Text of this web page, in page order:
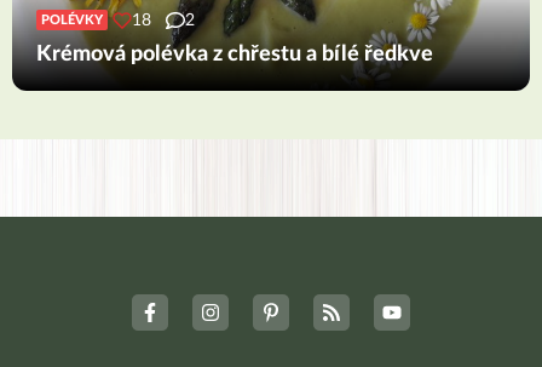
POLÉVKY 18 2
Krémová polévka z chřestu a bílé ředkve